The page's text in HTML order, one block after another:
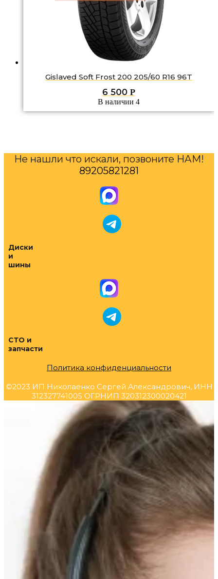
Gislaved Soft Frost 200 205/60 R16 96T
6 500 Р
В наличии 4
Не нашли что искали, позвоните НАМ!
89205821281
Диски
и
шины
СТО и
запчасти
Политика конфиденциальности
©2023 ИП Николаенко Сергей Александрович, ИНН
312327741005 ОГРНИП 320312300020421